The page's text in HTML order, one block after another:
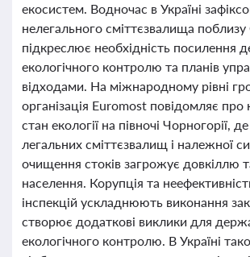
екосистем. Водночас в Україні
нелегального сміттєзвалища
підкреслює необхідність посилення
екологічного контролю та планів
відходами. На міжнародному рівні
організація Euromost повідомляє про
стан екології на півночі Чорногорії,
легальних сміттєзвалищ і належної
очищення стоків загрожує довкіллю
населення. Корупція та
інспекцій ускладнюють виконання
створює додаткові виклики для
екологічного контролю. В Україні